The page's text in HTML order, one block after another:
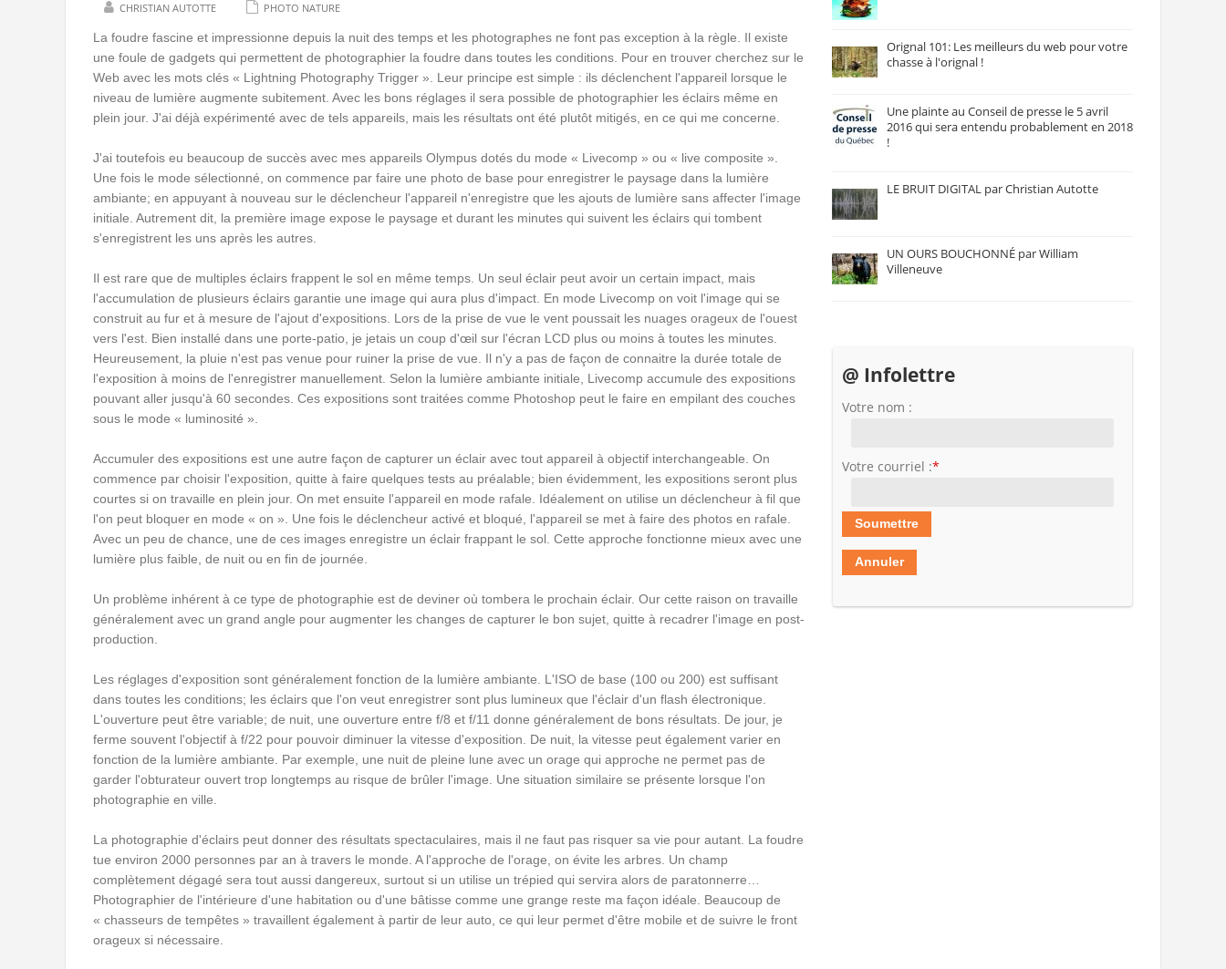
CHRISTIAN AUTOTTE PHOTO NATURE
La foudre fascine et impressionne depuis la nuit des temps et les photographes ne font pas exception à la règle. Il existe
une foule de gadgets qui permettent de photographier la foudre dans toutes les conditions. Pour en trouver cherchez sur le
Web avec les mots clés « Lightning Photography Trigger ». Leur principe est simple : ils déclenchent l'appareil lorsque le
niveau de lumière augmente subitement. Avec les bons réglages il sera possible de photographier les éclairs même en
plein jour. J'ai déjà expérimenté avec de tels appareils, mais les résultats ont été plutôt mitigés, en ce qui me concerne.
J'ai toutefois eu beaucoup de succès avec mes appareils Olympus dotés du mode « Livecomp » ou « live composite ».
Une fois le mode sélectionné, on commence par faire une photo de base pour enregistrer le paysage dans la lumière
ambiante; en appuyant à nouveau sur le déclencheur l'appareil n'enregistre que les ajouts de lumière sans affecter l'image
initiale. Autrement dit, la première image expose le paysage et durant les minutes qui suivent les éclairs qui tombent
s'enregistrent les uns après les autres.
Il est rare que de multiples éclairs frappent le sol en même temps. Un seul éclair peut avoir un certain impact, mais
l'accumulation de plusieurs éclairs garantie une image qui aura plus d'impact. En mode Livecomp on voit l'image qui se
construit au fur et à mesure de l'ajout d'expositions. Lors de la prise de vue le vent poussait les nuages orageux de l'ouest
vers l'est. Bien installé dans une porte-patio, je jetais un coup d'œil sur l'écran LCD plus ou moins à toutes les minutes.
Heureusement, la pluie n'est pas venue pour ruiner la prise de vue. Il n'y a pas de façon de connaitre la durée totale de
l'exposition à moins de l'enregistrer manuellement. Selon la lumière ambiante initiale, Livecomp accumule des expositions
pouvant aller jusqu'à 60 secondes. Ces expositions sont traitées comme Photoshop peut le faire en empilant des couches
sous le mode « luminosité ».
Accumuler des expositions est une autre façon de capturer un éclair avec tout appareil à objectif interchangeable. On
commence par choisir l'exposition, quitte à faire quelques tests au préalable; bien évidemment, les expositions seront plus
courtes si on travaille en plein jour. On met ensuite l'appareil en mode rafale. Idéalement on utilise un déclencheur à fil que
l'on peut bloquer en mode « on ». Une fois le déclencheur activé et bloqué, l'appareil se met à faire des photos en rafale.
Avec un peu de chance, une de ces images enregistre un éclair frappant le sol. Cette approche fonctionne mieux avec une
lumière plus faible, de nuit ou en fin de journée.
Un problème inhérent à ce type de photographie est de deviner où tombera le prochain éclair. Our cette raison on travaille
généralement avec un grand angle pour augmenter les changes de capturer le bon sujet, quitte à recadrer l'image en post-
production.
Les réglages d'exposition sont généralement fonction de la lumière ambiante. L'ISO de base (100 ou 200) est suffisant
dans toutes les conditions; les éclairs que l'on veut enregistrer sont plus lumineux que l'éclair d'un flash électronique.
L'ouverture peut être variable; de nuit, une ouverture entre f/8 et f/11 donne généralement de bons résultats. De jour, je
ferme souvent l'objectif à f/22 pour pouvoir diminuer la vitesse d'exposition. De nuit, la vitesse peut également varier en
fonction de la lumière ambiante. Par exemple, une nuit de pleine lune avec un orage qui approche ne permet pas de
garder l'obturateur ouvert trop longtemps au risque de brûler l'image. Une situation similaire se présente lorsque l'on
photographie en ville.
La photographie d'éclairs peut donner des résultats spectaculaires, mais il ne faut pas risquer sa vie pour autant. La foudre
tue environ 2000 personnes par an à travers le monde. A l'approche de l'orage, on évite les arbres. Un champ
complètement dégagé sera tout aussi dangereux, surtout si un utilise un trépied qui servira alors de paratonnerre…
Photographier de l'intérieure d'une habitation ou d'une bâtisse comme une grange reste ma façon idéale. Beaucoup de
« chasseurs de tempêtes » travaillent également à partir de leur auto, ce qui leur permet d'être mobile et de suivre le front
orageux si nécessaire.
Orignal 101: Les meilleurs du web pour votre
chasse à l'orignal !
Une plainte au Conseil de presse le 5 avril
2016 qui sera entendu probablement en 2018
!
LE BRUIT DIGITAL par Christian Autotte
UN OURS BOUCHONNÉ par William
Villeneuve
@ Infolettre
Votre nom :
Votre courriel :*